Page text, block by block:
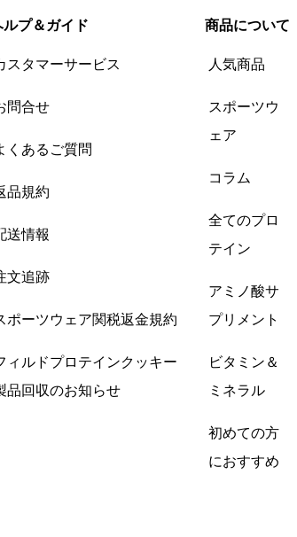
ルプ＆ガイド
スタマーサービス
問合せ
くあるご質問
品規約
送情報
文追跡
ポーツウェア関税返金規約
ィルドプロテインクッキー
品回収のお知らせ
商品について
人気商品
スポーツウ
ェア
コラム
全てのプロ
テイン
アミノ酸サ
プリメント
ビタミン＆
ミネラル
初めての方
におすすめ